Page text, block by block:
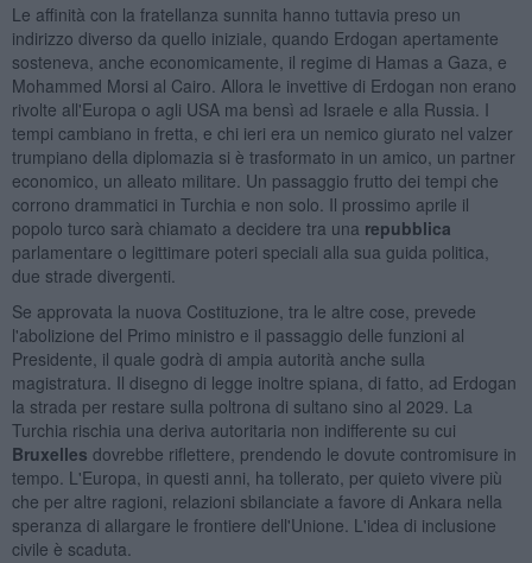
Le affinità con la fratellanza sunnita hanno tuttavia preso un
indirizzo diverso da quello iniziale, quando Erdogan apertamente
sosteneva, anche economicamente, il regime di Hamas a Gaza, e
Mohammed Morsi al Cairo. Allora le invettive di Erdogan non erano
rivolte all'Europa o agli USA ma bensì ad Israele e alla Russia. I
tempi cambiano in fretta, e chi ieri era un nemico giurato nel valzer
trumpiano della diplomazia si è trasformato in un amico, un partner
economico, un alleato militare. Un passaggio frutto dei tempi che
corrono drammatici in Turchia e non solo. Il prossimo aprile il
popolo turco sarà chiamato a decidere tra una repubblica
parlamentare o legittimare poteri speciali alla sua guida politica,
due strade divergenti.
Se approvata la nuova Costituzione, tra le altre cose, prevede
l'abolizione del Primo ministro e il passaggio delle funzioni al
Presidente, il quale godrà di ampia autorità anche sulla
magistratura. Il disegno di legge inoltre spiana, di fatto, ad Erdogan
la strada per restare sulla poltrona di sultano sino al 2029. La
Turchia rischia una deriva autoritaria non indifferente su cui
Bruxelles dovrebbe riflettere, prendendo le dovute contromisure in
tempo. L'Europa, in questi anni, ha tollerato, per quieto vivere più
che per altre ragioni, relazioni sbilanciate a favore di Ankara nella
speranza di allargare le frontiere dell'Unione. L'idea di inclusione
civile è scaduta.